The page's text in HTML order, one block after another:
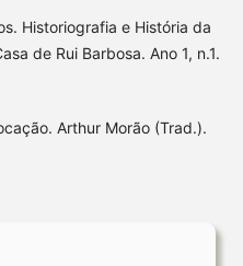
Historiografia e História da
de Rui Barbosa. Ano 1, n.1.
Arthur Morão (Trad.).